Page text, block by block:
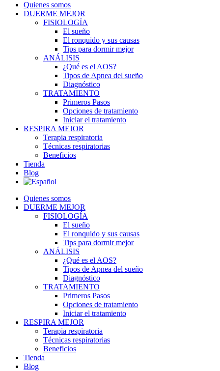
Quienes somos
DUERME MEJOR
FISIOLOGÍA
El sueño
El ronquido y sus causas
Tips para dormir mejor
ANÁLISIS
¿Qué es el AOS?
Tipos de Apnea del sueño
Diagnóstico
TRATAMIENTO
Primeros Pasos
Opciones de tratamiento
Iniciar el tratamiento
RESPIRA MEJOR
Terapia respiratoria
Técnicas respiratorias
Beneficios
Tienda
Blog
Quienes somos
DUERME MEJOR
FISIOLOGÍA
El sueño
El ronquido y sus causas
Tips para dormir mejor
ANÁLISIS
¿Qué es el AOS?
Tipos de Apnea del sueño
Diagnóstico
TRATAMIENTO
Primeros Pasos
Opciones de tratamiento
Iniciar el tratamiento
RESPIRA MEJOR
Terapia respiratoria
Técnicas respiratorias
Beneficios
Tienda
Blog